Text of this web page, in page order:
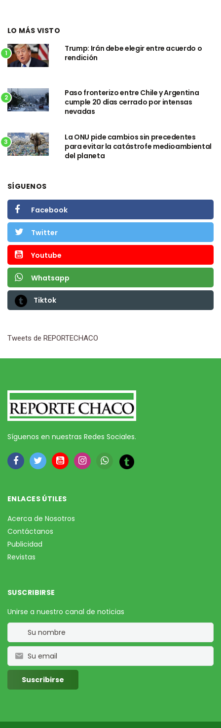
LO MÁS VISTO
1
Trump: Irán debe elegir entre acuerdo o
rendición
2
Paso fronterizo entre Chile y Argentina
cumple 20 días cerrado por intensas
nevadas
3
La ONU pide cambios sin precedentes
para evitar la catástrofe medioambiental
del planeta
SÍGUENOS
Facebook
Twitter
Youtube
Whatsapp
Tiktok
Tweets de REPORTECHACO
Síguenos en nuestras Redes Sociales.
ENLACES ÚTILES
Acerca de Nosotros
Contáctanos
Publicidad
Revistas
SUSCRIBIRSE
Unirse a nuestro canal de noticias